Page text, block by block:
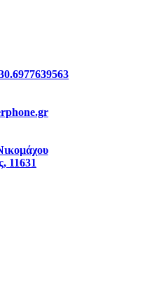
11631